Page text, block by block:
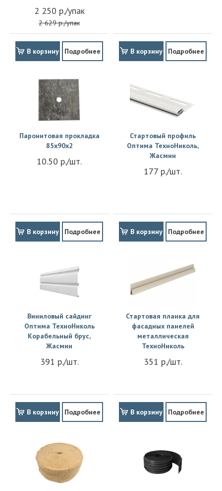
2 250 р./упак
2 629 р./упак
В корзину Подробнее В корзину Подробнее
Паронитовая прокладка
85x90x2
10.50 р./шт.
В корзину Подробнее
Стартовый профиль
Оптима ТехноНиколь,
Жасмин
177 р./шт.
В корзину Подробнее
Виниловый сайдинг
Оптима ТехноНиколь
Корабельный брус,
Жасмин
391 р./шт.
В корзину Подробнее
Стартовая планка для
фасадных панелей
металлическая
ТехноНиколь
351 р./шт.
В корзину Подробнее